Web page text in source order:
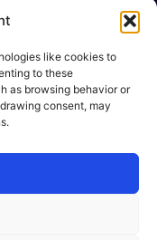
like cookies to
to these
as browsing behavior or
consent, may